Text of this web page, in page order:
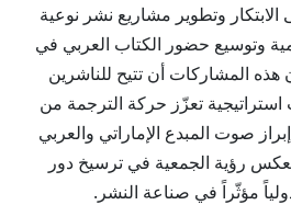
وتطوير مشاريع نشر نوعية
وتوسيع حضور الكتاب العربي في
هذه المشاركات أن تتيح للناشرين
تعزّز حركة الترجمة من
صوت المبدع الإماراتي والعربي
رؤية الجمعية في ترسيخ دور
مؤثّراً في صناعة النشر.